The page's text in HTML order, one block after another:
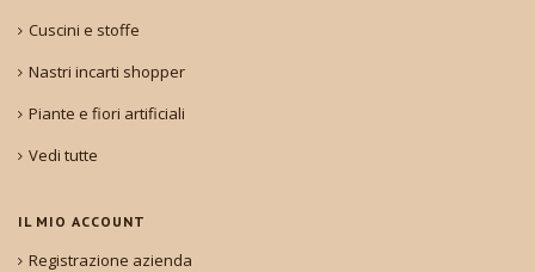
Cuscini e stoffe
Nastri incarti shopper
Piante e fiori artificiali
Vedi tutte
IL MIO ACCOUNT
Registrazione azienda